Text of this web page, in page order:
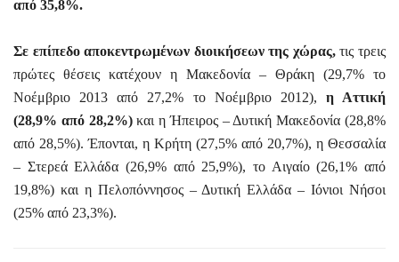
από 35,8%.
Σε επίπεδο αποκεντρωμένων διοικήσεων της χώρας,τις τρεις
πρώτες θέσεις κατέχουν η Μακεδονία – Θράκη (29,7% το
Νοέμβριο 2013 από 27,2% το Νοέμβριο 2012), η Αττική
(28,9% από 28,2%)και η Ήπειρος – Δυτική Μακεδονία (28,8%
από 28,5%). Έπονται, η Κρήτη (27,5% από 20,7%), η Θεσσαλία
– Στερεά Ελλάδα (26,9% από 25,9%), το Αιγαίο (26,1% από
19,8%) και η Πελοπόννησος – Δυτική Ελλάδα – Ιόνιοι Νήσοι
(25% από 23,3%).